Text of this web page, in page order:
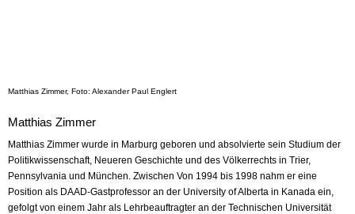
Matthias Zimmer, Foto: Alexander Paul Englert
Matthias Zimmer
Matthias Zimmer wurde in Marburg geboren und absolvierte sein Studium der
Politikwissenschaft, Neueren Geschichte und des Völkerrechts in Trier,
Pennsylvania und München. Zwischen Von 1994 bis 1998 nahm er eine
Position als DAAD-Gastprofessor an der University of Alberta in Kanada ein,
gefolgt von einem Jahr als Lehrbeauftragter an der Technischen Universität